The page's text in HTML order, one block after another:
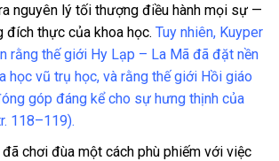
nguyên lý tối thượng điều hành mọi sự —
đích thực của khoa học. Tuy nhiên, Kuyper
rằng thế giới Hy Lạp – La Mã đã đặt nền
học vũ trụ học, và rằng thế giới Hồi giáo
góp đáng kể cho sự hưng thịnh của
118–119).
chơi đùa một cách phù phiếm với việc